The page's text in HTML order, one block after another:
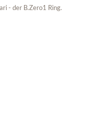
- der B.Zero1 Ring.